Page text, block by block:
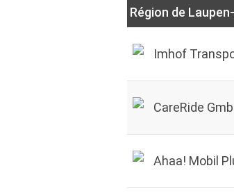
Région de
Imhof
CareRide
Ahaa! Mobil